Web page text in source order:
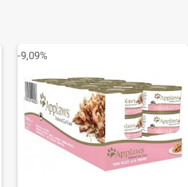
-9,09%